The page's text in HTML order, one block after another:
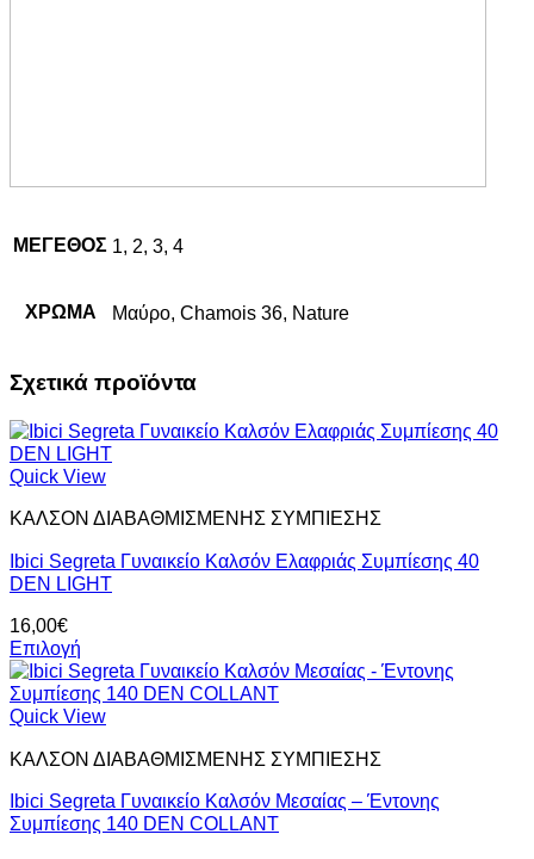
ΜΕΓΕΘΟΣ 1, 2, 3, 4
ΧΡΩΜΑ Μαύρο, Chamois 36, Nature
Σχετικά προϊόντα
Quick View
ΚΑΛΣΟΝ ΔΙΑΒΑΘΜΙΣΜΕΝΗΣ ΣΥΜΠΙΕΣΗΣ
Ibici Segreta Γυναικείο Καλσόν Ελαφριάς Συμπίεσης 40
DEN LIGHT
16,00€
Επιλογή
Αυτό
το
προϊόν
πολλαπλές
Οι
επιλογές
Quick View
ΚΑΛΣΟΝ ΔΙΑΒΑΘΜΙΣΜΕΝΗΣ ΣΥΜΠΙΕΣΗΣ
Ibici Segreta Γυναικείο Καλσόν Μεσαίας – Έντονης
Συμπίεσης 140 DEN COLLANT